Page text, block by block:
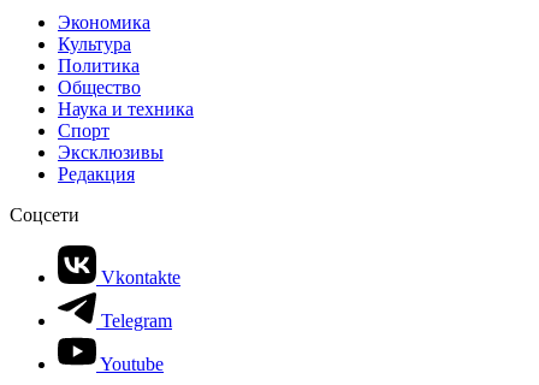
Экономика
Культура
Политика
Общество
Наука и техника
Спорт
Эксклюзивы
Редакция
Соцсети
Vkontakte
Telegram
Youtube